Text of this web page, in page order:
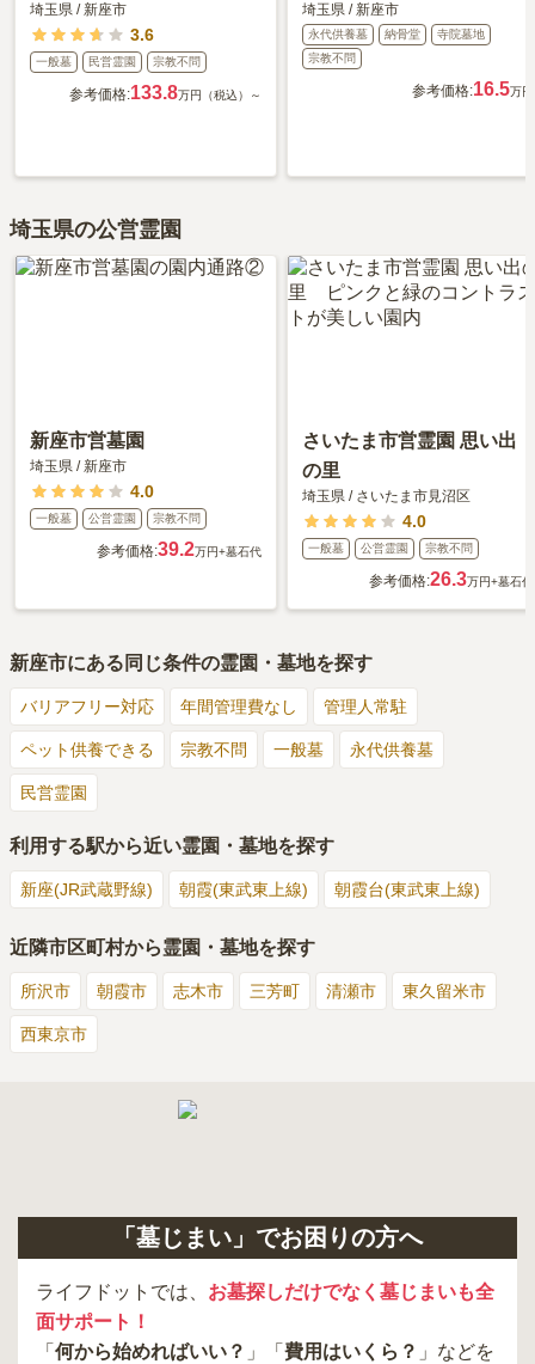
埼玉県 /新座市
3.6
一般墓 民営霊園 宗教不問
参考価格:133.8万円（税込）～
埼玉県 /新座市
永代供養墓 納骨堂
寺院墓地
宗教不問
参考価格:16.5万円
埼玉県の公営霊園
新座市営墓園
埼玉県 /新座市
4.0
一般墓 公営霊園 宗教不問
参考価格:39.2万円+墓石代
さいたま市営霊園 思い出
の里
埼玉県 / さいたま市見沼区
4.0
一般墓 公営霊園 宗教不問
参考価格:26.3万円+墓石代
新座市にある同じ条件の霊園・墓地を探す
バリアフリー対応 年間管理費なし 管理人常駐
ペット供養できる 宗教不問 一般墓 永代供養墓
民営霊園
利用する駅から近い霊園・墓地を探す
新座(JR武蔵野線) 朝霞(東武東上線) 朝霞台(東武東上線)
近隣市区町村から霊園・墓地を探す
所沢市 朝霞市 志木市 三芳町 清瀬市 東久留米市
西東京市
「墓じまい」でお困りの方へ
ライフドットでは、 お墓探しだけでなく墓じまいも全
面サポート！
「 何から始めればいい？ 」「 費用はいくら？ 」などを